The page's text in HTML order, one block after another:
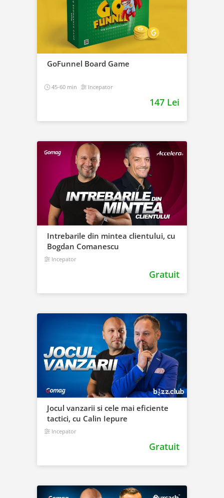
GoFunnel Board Game
45-60 min Incepator
147 Lei
Intrebarile din mintea clientului, cu
Bogdan Comanescu
Incepator
Gratuit
Jocul vanzarii si cele mai eficiente
tactici, cu Calin Iepure
Incepator
Gratuit